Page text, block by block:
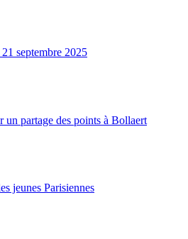
septembre 2025
un partage des points à Bollaert
jeunes Parisiennes